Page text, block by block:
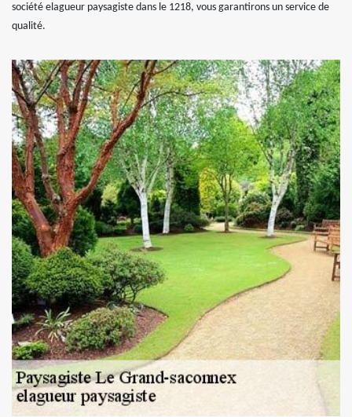
société elagueur paysagiste dans le 1218, vous garantirons un service de
qualité.